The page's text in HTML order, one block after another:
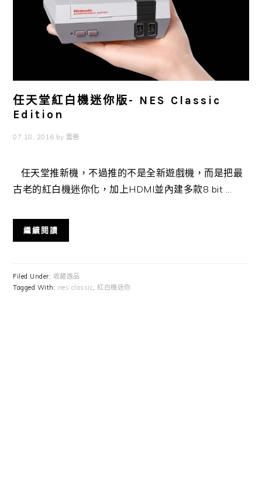
任天堂紅白機迷你版- NES Classic
Edition
07 18, 2016 by 雲爸
任天堂推新機，不過推的不是全新遊戲機，而是把最
古老的紅白機迷你化，加上HDMI並內建多款8 bit ...
繼續閱讀
Filed Under: 收藏逸品
Tagged With: nes classic ,紅白機迷你